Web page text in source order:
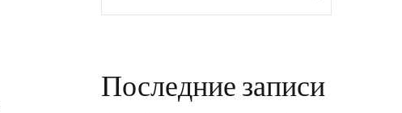
Последние записи